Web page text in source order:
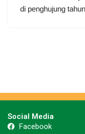
di penghujung
Social Media
Facebook